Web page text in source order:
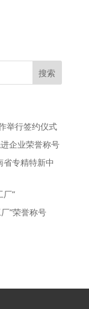
举行签约仪式
企业荣誉称号
省专精特新中
厂”
”荣誉称号